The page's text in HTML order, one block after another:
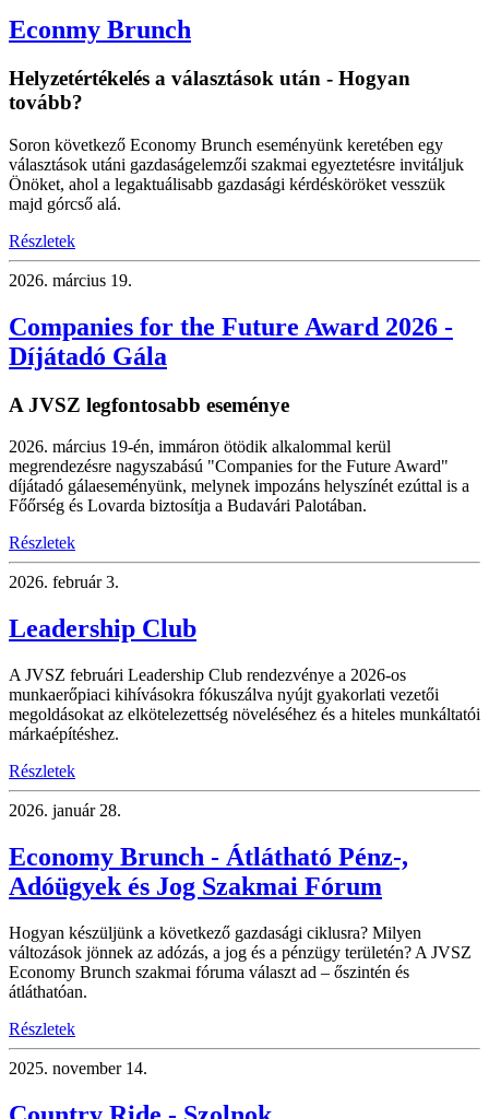
Econmy Brunch
Helyzetértékelés a választások után - Hogyan
tovább?
Soron következő Economy Brunch eseményünk keretében egy
választások utáni gazdaságelemzői szakmai egyeztetésre invitáljuk
Önöket, ahol a legaktuálisabb gazdasági kérdésköröket vesszük
majd górcső alá.
Részletek
2026. március 19.
Companies for the Future Award 2026 -
Díjátadó Gála
A JVSZ legfontosabb eseménye
2026. március 19-én, immáron ötödik alkalommal kerül
megrendezésre nagyszabású "Companies for the Future Award"
díjátadó gálaeseményünk, melynek impozáns helyszínét ezúttal is a
Főőrség és Lovarda biztosítja a Budavári Palotában.
Részletek
2026. február 3.
Leadership Club
A JVSZ februári Leadership Club rendezvénye a 2026-os
munkaerőpiaci kihívásokra fókuszálva nyújt gyakorlati vezetői
megoldásokat az elkötelezettség növeléséhez és a hiteles munkáltatói
márkaépítéshez.
Részletek
2026. január 28.
Economy Brunch - Átlátható Pénz-,
Adóügyek és Jog Szakmai Fórum
Hogyan készüljünk a következő gazdasági ciklusra? Milyen
változások jönnek az adózás, a jog és a pénzügy területén? A JVSZ
Economy Brunch szakmai fóruma választ ad – őszintén és
átláthatóan.
Részletek
2025. november 14.